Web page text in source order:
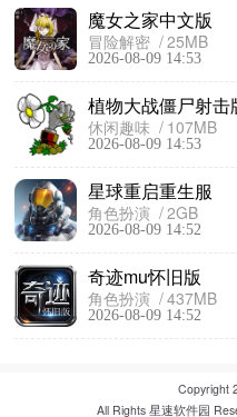
魔女之家中文版
冒险解密 25MB
2026-08-09 14:53
植物大战僵尸射击
休闲趣味 107MB
2026-08-09 14:53
星球重启重生服
角色扮演 2GB
2026-08-09 14:52
奇迹mu怀旧版
角色扮演 437MB
2026-08-09 14:52
Copyright
All Rights 星速软件园